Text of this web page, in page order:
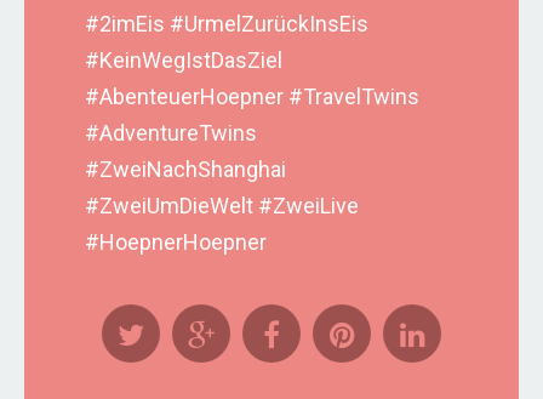
#2imEis #UrmelZurückInsEis
#KeinWegIstDasZiel
#AbenteuerHoepner #TravelTwins
#AdventureTwins
#ZweiNachShanghai
#ZweiUmDieWelt #ZweiLive
#HoepnerHoepner